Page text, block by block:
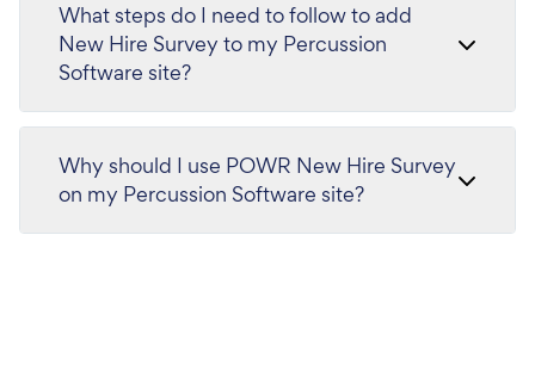
What steps do I need to follow to add
New Hire Survey to my Percussion
Software site?
Why should I use POWR New Hire Survey
on my Percussion Software site?